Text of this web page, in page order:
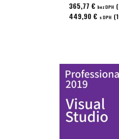
365,77 € bez DPH
449,90 € s DPH